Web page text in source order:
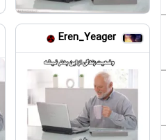
Eren_Yeager